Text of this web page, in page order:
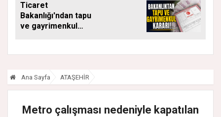
SÜRÜYOR
Ticaret
Bakanlığı'ndan tapu
ve gayrimenkul
yapamayacak
Ana Sayfa ATAŞEHİR
Metro çalışması nedeniyle kapatılan